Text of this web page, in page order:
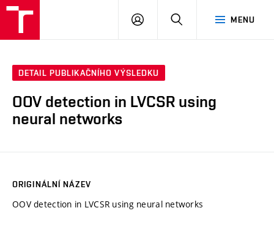
MENU
PŘIHLÁSIT
DETAIL PUBLIKAČNÍHO VÝSLEDKU
OOV detection in LVCSR using
neural networks
ORIGINÁLNÍ NÁZEV
OOV detection in LVCSR using neural networks